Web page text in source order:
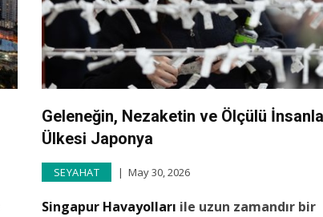
Geleneğin, Nezaketin ve Ölçülü
Ülkesi Japonya
SEYAHAT May 30, 2026
Singapur Havayolları ile uzun zamandır bir